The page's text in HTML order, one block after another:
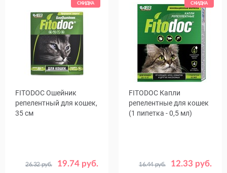
СКИДКА
FITODOC Ошейник
репелентный для кошек,
35 см
19.74 руб.
26.32 руб.
СКИДКА
FITODOC Капли
репелентные для кошек
(1 пипетка - 0,5 мл)
12.33 руб.
16.44 руб.